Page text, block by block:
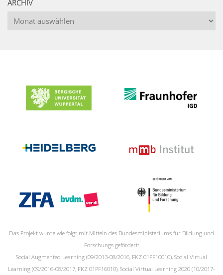
ARCHIV
Archiv
Das Projekt wurde wie folgt mit Mitteln des Bundesministeriums für Bildung und
Forschungs gefördert:
Social Augmented Learning (09/2013-08/2016, FKZ 01PF10010), Social Virtual
Learning (09/2016-08/2017, FKZ 01PF16010), Social Virtual Learning 2020 (10/2017-